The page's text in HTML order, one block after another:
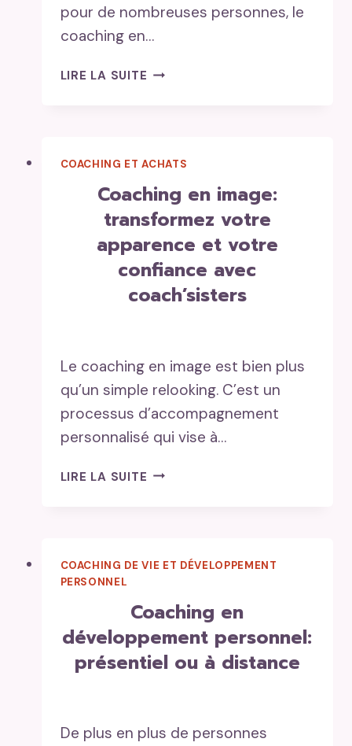
pour de nombreuses personnes, le
coaching en…
LIRE LA SUITE COACHING
DE
VIE
COACHING ET ACHATS
coaching en image:
transformez votre
apparence et votre
confiance avec
coach’sisters
Le coaching en image est bien plus
qu’un simple relooking. C’est un
processus d’accompagnement
personnalisé qui vise à…
LIRE LA SUITE COACHING
APPARENCE
VOTRE
CONFIANCE
AVEC
COACH’SISTERS
COACHING DE VIE ET DÉVELOPPEMENT
PERSONNEL
coaching en
développement personnel:
présentiel ou à distance
De plus en plus de personnes